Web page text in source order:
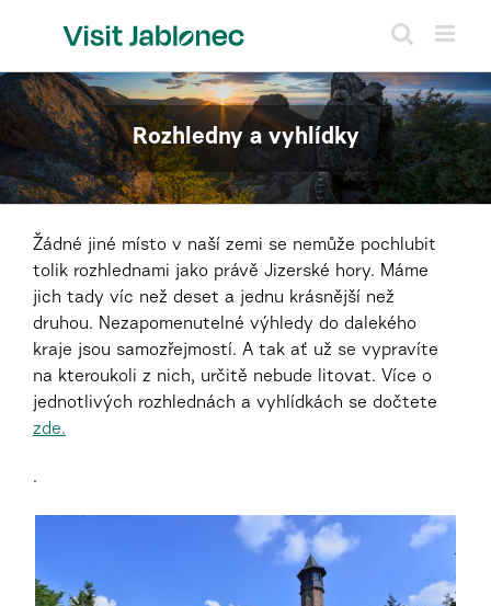
Rozhledny a vyhlídky
Žádné jiné místo v naší zemi se nemůže pochlubit
tolik rozhlednami jako právě Jizerské hory. Máme
jich tady víc než deset a jednu krásnější než
druhou. Nezapomenutelné výhledy do dalekého
kraje jsou samozřejmostí. A tak ať už se vypravíte
na kteroukoli z nich, určitě nebude litovat. Více o
jednotlivých rozhlednách a vyhlídkách se dočtete
zde.
.